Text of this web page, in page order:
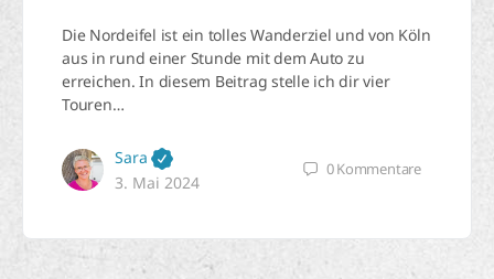
Die Nordeifel ist ein tolles Wanderziel und von Köln
aus in rund einer Stunde mit dem Auto zu
erreichen. In diesem Beitrag stelle ich dir vier
Touren…
Sara
3. Mai 2024
0Kommentare